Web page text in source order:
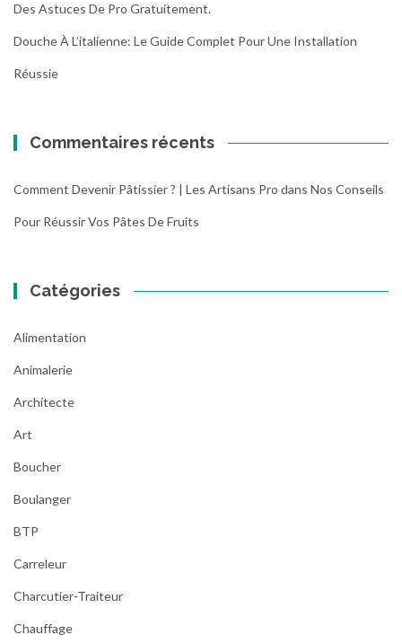
Des Astuces De Pro Gratuitement.
Douche À L’italienne: Le Guide Complet Pour Une Installation
Réussie
Commentaires récents
Comment Devenir Pâtissier ? | Les Artisans Pro dans Nos Conseils
Pour Réussir Vos Pâtes De Fruits
Catégories
Alimentation
Animalerie
Architecte
Art
Boucher
Boulanger
BTP
Carreleur
Charcutier-Traiteur
Chauffage